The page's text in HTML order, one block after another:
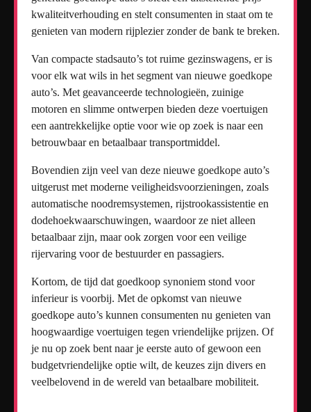
kwaliteitverhouding en stelt consumenten in staat om te
genieten van modern rijplezier zonder de bank te breken.
Van compacte stadsauto’s tot ruime gezinswagens, er is
voor elk wat wils in het segment van nieuwe goedkope
auto’s. Met geavanceerde technologieën, zuinige
motoren en slimme ontwerpen bieden deze voertuigen
een aantrekkelijke optie voor wie op zoek is naar een
betrouwbaar en betaalbaar transportmiddel.
Bovendien zijn veel van deze nieuwe goedkope auto’s
uitgerust met moderne veiligheidsvoorzieningen, zoals
automatische noodremsystemen, rijstrookassistentie en
dodehoekwaarschuwingen, waardoor ze niet alleen
betaalbaar zijn, maar ook zorgen voor een veilige
rijervaring voor de bestuurder en passagiers.
Kortom, de tijd dat goedkoop synoniem stond voor
inferieur is voorbij. Met de opkomst van nieuwe
goedkope auto’s kunnen consumenten nu genieten van
hoogwaardige voertuigen tegen vriendelijke prijzen. Of
je nu op zoek bent naar je eerste auto of gewoon een
budgetvriendelijke optie wilt, de keuzes zijn divers en
veelbelovend in de wereld van betaalbare mobiliteit.